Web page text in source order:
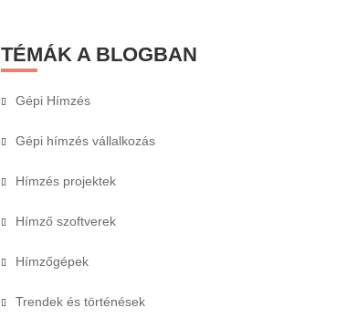
TÉMÁK A BLOGBAN
Gépi Hímzés
Gépi hímzés vállalkozás
Hímzés projektek
Hímző szoftverek
Hímzőgépek
Trendek és történések